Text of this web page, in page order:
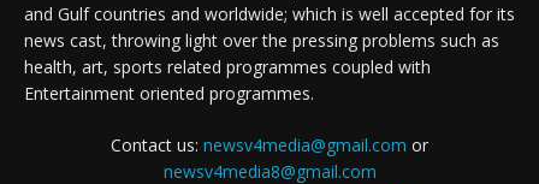
and Gulf countries and worldwide; which is well accepted for its
news cast, throwing light over the pressing problems such as
health, art, sports related programmes coupled with
Entertainment oriented programmes.
Contact us: newsv4media@gmail.com or
newsv4media8@gmail.com